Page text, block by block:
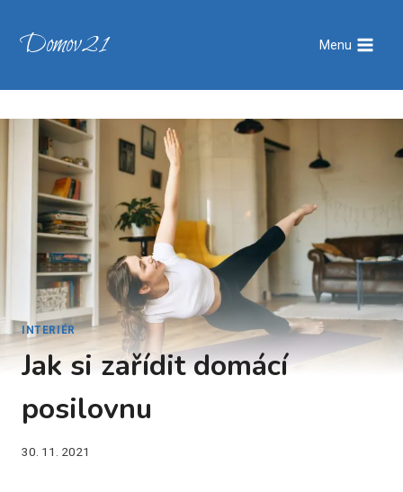
Domov21 Menu
INTERIÉR
Jak si zařídit domácí
posilovnu
30. 11. 2021